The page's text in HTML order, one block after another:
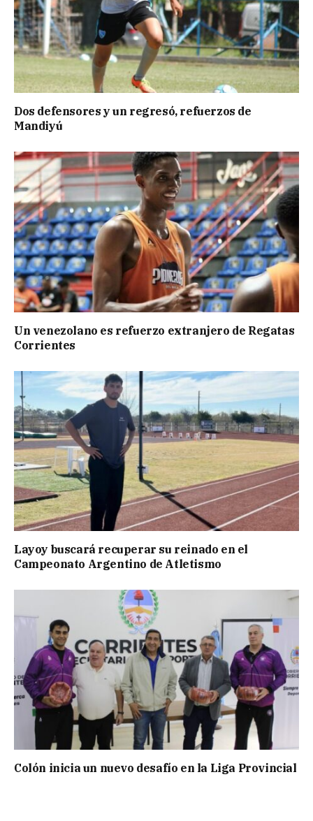
Dos defensores y un regresó, refuerzos de
Mandiyú
Un venezolano es refuerzo extranjero de Regatas
Corrientes
Layoy buscará recuperar su reinado en el
Campeonato Argentino de Atletismo
Colón inicia un nuevo desafío en la Liga Provincial